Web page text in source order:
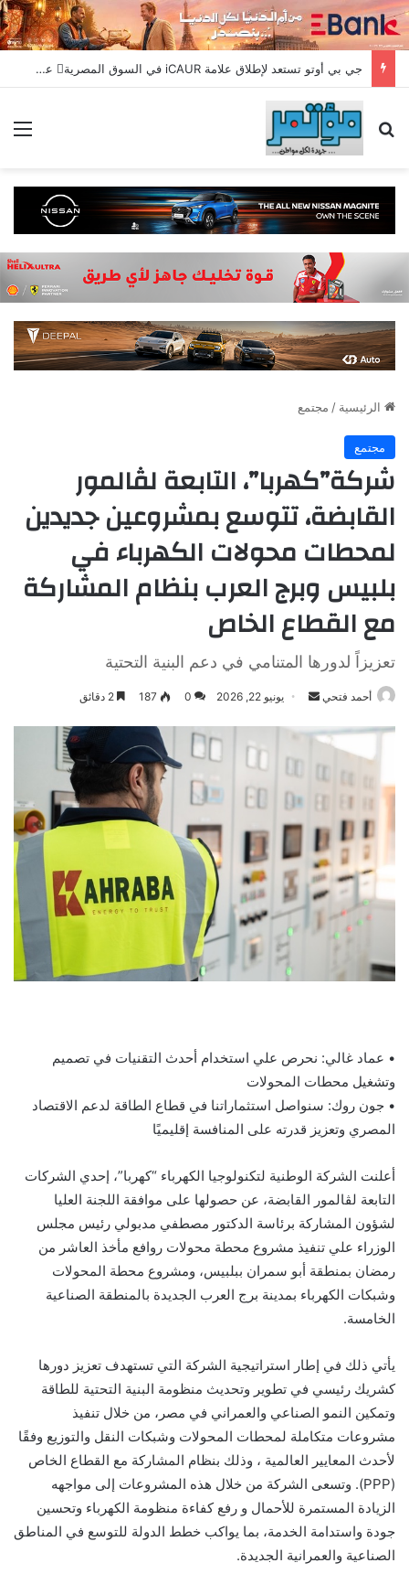
جي بي أوتو تستعد لإطلاق علامة iCAUR في السوق المصرية علامة عالمية جديدة لسيارات الطاقة الجديدة تجمع بين التكنولوجيا الذكية والتصميم الجريء وروح المغامر
بحث عن
الرئيسية / مجتمع
مجتمع
شركة”كهربا”، التابعة لڤالمور
القابضة، تتوسع بمشروعين جديدين
لمحطات محولات الكهرباء في
بلبيس وبرج العرب بنظام المشاركة
مع القطاع الخاص
تعزيزاً لدورها المتنامي في دعم البنية التحتية
أحمد فتحي
أرسل يونيو 22, 2026 0
187
• عماد غالي: نحرص علي استخدام أحدث التقنيات في تصميم
وتشغيل محطات المحولات
• جون روك: سنواصل استثماراتنا في قطاع الطاقة لدعم الاقتصاد
المصري وتعزيز قدرته على المنافسة إقليميًا
أعلنت الشركة الوطنية لتكنولوجيا الكهرباء “كهربا”، إحدي الشركات
التابعة لڤالمور القابضة، عن حصولها على موافقة اللجنة العليا
لشؤون المشاركة برئاسة الدكتور مصطفي مدبولي رئيس مجلس
الوزراء علي تنفيذ مشروع محطة محولات روافع مأخذ العاشر من
رمضان بمنطقة أبو سمران ببلبيس، ومشروع محطة المحولات
وشبكات الكهرباء بمدينة برج العرب الجديدة بالمنطقة الصناعية
الخامسة.
يأتي ذلك في إطار استراتيجية الشركة التي تستهدف تعزيز دورها
كشريك رئيسي في تطوير وتحديث منظومة البنية التحتية للطاقة
وتمكين النمو الصناعي والعمراني في مصر، من خلال تنفيذ
مشروعات متكاملة لمحطات المحولات وشبكات النقل والتوزيع وفقًا
لأحدث المعايير العالمية ، وذلك بنظام المشاركة مع القطاع الخاص
(PPP). وتسعى الشركة من خلال هذه المشروعات إلى مواجهه
الزيادة المستمرة للأحمال و رفع كفاءة منظومة الكهرباء وتحسين
جودة واستدامة الخدمة، بما يواكب خطط الدولة للتوسع في المناطق
الصناعية والعمرانية الجديدة.